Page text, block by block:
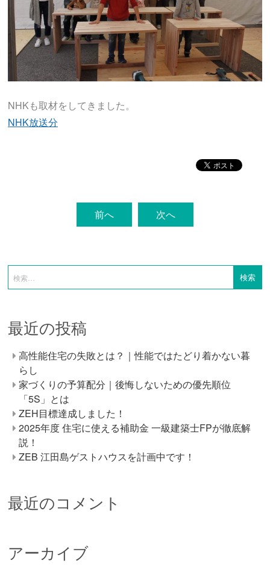
NHKも取材をしてきました。
NHK放送分
前へ 次へ
最近の投稿
高性能住宅の失敗とは？｜性能ではたどり着かない暮
らし
家づくりの予算配分｜後悔しないための優先順位
「5S」とは
ZEH目標達成しました！
2025年度 住宅に使える補助金 一級建築士FPが徹底解
説！
ZEB 江田島ゲストハウスを計画中です！
最近のコメント
アーカイブ